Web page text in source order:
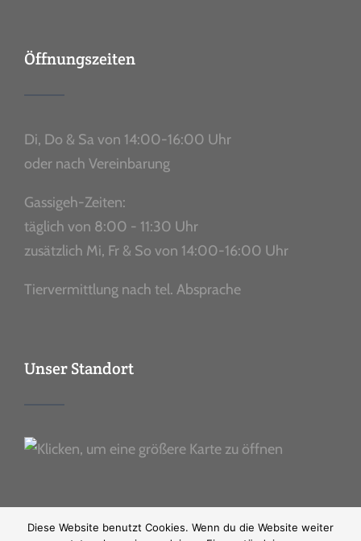
Öffnungszeiten
Di, Do & Sa von 14:00-16:00 Uhr
oder nach Vereinbarung
Gassigeh-Zeiten:
täglich von 8:00 - 11:30 Uhr
zusätzlich Mi, Fr & So von 14:00-16:00 Uhr
Tiervermittlung nach tel. Absprache
Unser Standort
Diese Website benutzt Cookies. Wenn du die Website weiter